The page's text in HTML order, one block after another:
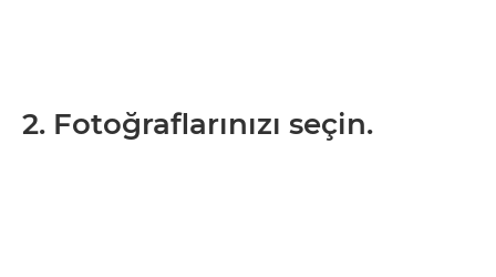
2. Fotoğraflarınızı seçin.